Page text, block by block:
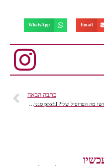
Email
WhatsApp
כתבה הבאה
תנחשו מה הפרופיל שלי? profil סגנונות בהתאמה אישית.